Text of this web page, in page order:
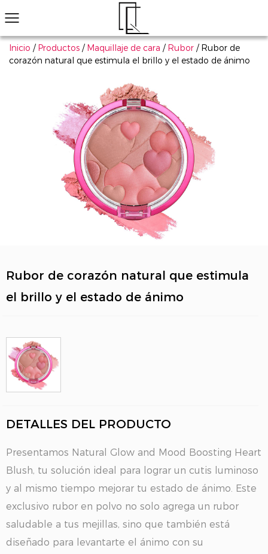
Inicio / Productos / Maquillaje de cara / Rubor / Rubor de
corazón natural que estimula el brillo y el estado de ánimo
Rubor de corazón natural que estimula
el brillo y el estado de ánimo
DETALLES DEL PRODUCTO
Presentamos Natural Glow and Mood Boosting Heart
Blush, tu solución ideal para lograr un cutis luminoso
y al mismo tiempo mejorar tu estado de ánimo. Este
exclusivo rubor en polvo no solo agrega un rubor
saludable a tus mejillas, sino que también está
diseñado para levantarte el ánimo con su